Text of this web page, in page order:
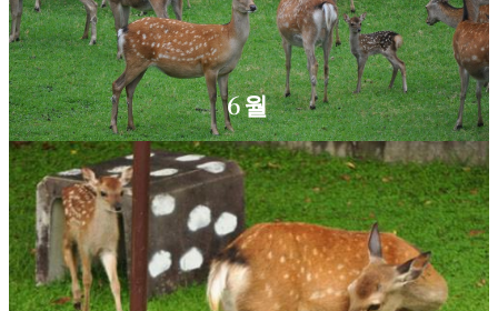
s
a
n
d
C
o
n
di
ti
o
n
s
f
o
r
A
c
c
o
m
m
o
d
후지오 타이칸 엔 미칸
SATSUKI
LOUNGE
파티세리
SATSUKI 캐슬
스카이 라운
지 포시즌스 룸서비스
벤
트
6월